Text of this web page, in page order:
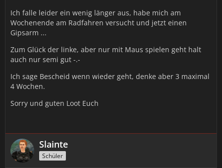
Ich falle leider ein wenig länger aus, habe mich am
Wochenende am Radfahren versucht und jetzt einen
Gipsarm ...
Zum Glück der linke, aber nur mit Maus spielen geht halt
auch nur semi gut -.-
Ich sage Bescheid wenn wieder geht, denke aber 3 maximal
4 Wochen.
Sorry und guten Loot Euch
Slainte
Schüler